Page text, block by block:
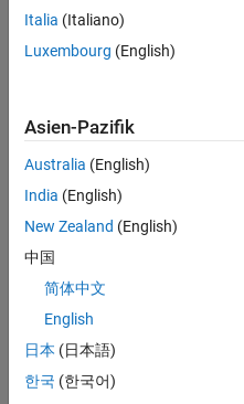
alle
Stellenangebote
anzeigen .
noch
keine
offenen
Stellen
können,
die
Ihren
entsprechen,
werden
Italia (Italiano)
Luxembourg (English)
Asien-Pazifik
Australia (English)
India (English)
New Zealand (English)
中国
简体中文
English
日本 (日本語)
한국 (한국어)